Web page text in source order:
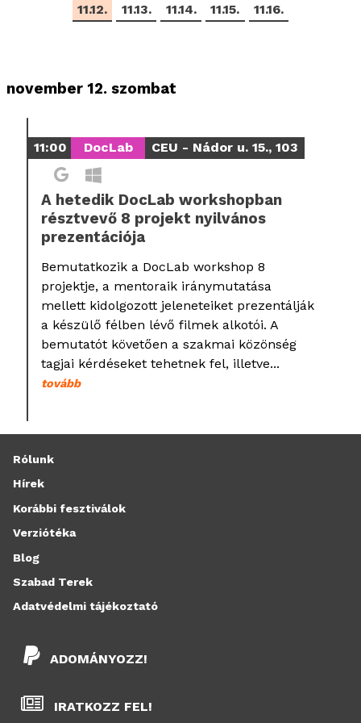
11.12.
11.13. 11.14. 11.15. 11.16.
november 12. szombat
11:00 DocLab CEU - Nádor u. 15., 103
A hetedik DocLab workshopban
résztvevő 8 projekt nyilvános
prezentációja
Bemutatkozik a DocLab workshop 8
projektje, a mentoraik iránymutatása
mellett kidolgozott jeleneteiket prezentálják
a készülő félben lévő filmek alkotói. A
bemutatót követően a szakmai közönség
tagjai kérdéseket tehetnek fel, illetve...
tovább
ADOMÁNYOZZ!
IRATKOZZ FEL!
Rólunk
Hírek
Korábbi fesztiválok
Verziótéka
Blog
Szabad Terek
Adatvédelmi tájékoztató